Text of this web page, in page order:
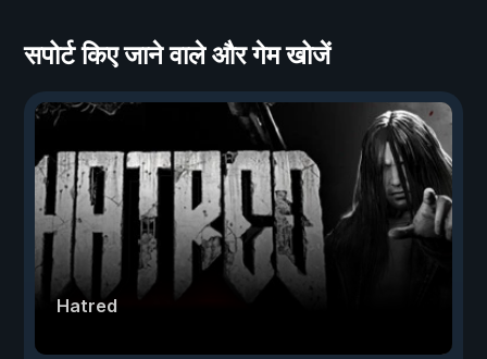
सपोर्ट किए जाने वाले और गेम खोजें
Hatred